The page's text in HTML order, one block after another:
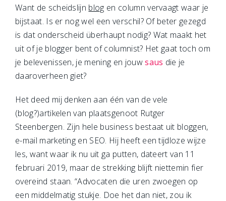
Want de scheidslijn blog en column vervaagt waar je
bijstaat. Is er nog wel een verschil? Of beter gezegd
is dat onderscheid überhaupt nodig? Wat maakt het
uit of je blogger bent of columnist? Het gaat toch om
je belevenissen, je mening en jouwsaus die je
daaroverheen giet?
Het deed mij denken aan één van de vele
(blog?)artikelen van plaatsgenoot Rutger
Steenbergen. Zijn hele business bestaat uit bloggen,
e-mail marketing en SEO. Hij heeft een tijdloze wijze
les, want waar ik nu uit ga putten, dateert van 11
februari 2019, maar de strekking blijft niettemin fier
overeind staan. “Advocaten die uren zwoegen op
een middelmatig stukje. Doe het dan niet, zou ik